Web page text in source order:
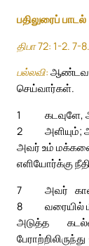
பதிலுரைப் பாடல்
திபா 72: 1-2. 7-
பல்லவி:
செய்வார்கள்.
1
கடவுளே,
அளியும்;
2
அவர் உம்
எளியோர்க்கு
7
அவர்
வரையில்
8
அடுத்த